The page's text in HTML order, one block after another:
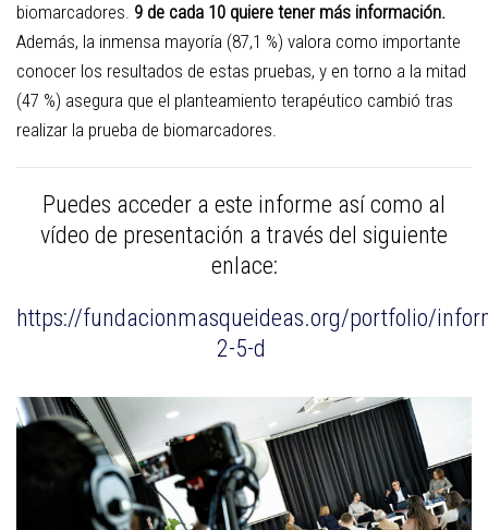
biomarcadores. 9 de cada 10 quiere tener más información.
Además, la inmensa mayoría (87,1 %) valora como importante
conocer los resultados de estas pruebas, y en torno a la mitad
(47 %) asegura que el planteamiento terapéutico cambió tras
realizar la prueba de biomarcadores.
Puedes acceder a este informe así como al
vídeo de presentación a través del siguiente
enlace:
https://fundacionmasqueideas.org/portfolio/
2-5-d